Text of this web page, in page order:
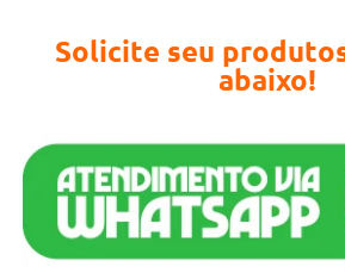
Solicite seu
abaixo!